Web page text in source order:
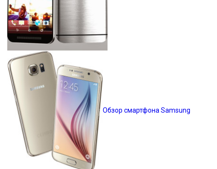
Обзор смартфона Samsung